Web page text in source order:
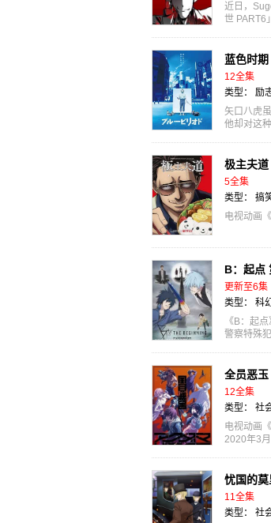
近日，
世 PART6
蓝色时期
12全集
类型： 励
矢口八虎
他却对这
极主夫道
5全集
类型： 搞
电视动画
B：起点
更新至6集
类型： 科
《B：起
警察特殊
全员恶玉
12全集
类型： 社
电视动画
2020年3
忧国的
11全集
类型： 社